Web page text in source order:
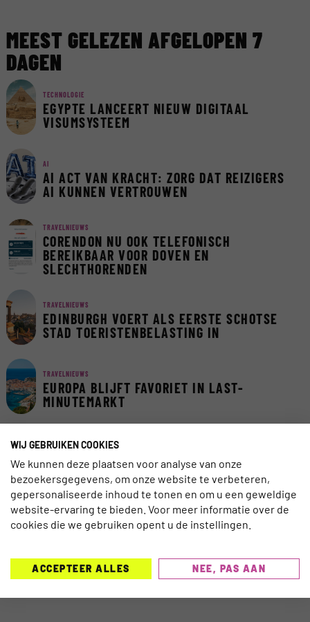
MEEST GELEZEN AFGELOPEN 7
DAGEN
TECHNOLOGIE
EGYPTE LANCEERT NIEUW DIGITAAL
VISUMSYSTEEM
AI
AI ACT VAN KRACHT: ZORG DAT REIZIGERS
AI KUNNEN VERTROUWEN
TRAVELNIEUWS
CORENDON NU OOK TELEFONISCH
BEREIKBAAR VOOR DOVEN EN
SLECHTHORENDEN
TRAVELNIEUWS
EDINBURGH VOERT ALS EERSTE SCHOTSE
STAD TOERISTENBELASTING IN
TRAVELNIEUWS
EUROPA BLIJFT FAVORIET IN LAST-
MINUTEMARKT
INSCHRIJVEN NIEUWSBRIEF
SCHRIJF JE IN >
WIJ GEBRUIKEN COOKIES
We kunnen deze plaatsen voor analyse van onze
bezoekersgegevens, om onze website te verbeteren,
gepersonaliseerde inhoud te tonen en om u een geweldige
website-ervaring te bieden. Voor meer informatie over de
cookies die we gebruiken opent u de instellingen.
ACCEPTEER ALLES NEE, PAS AAN